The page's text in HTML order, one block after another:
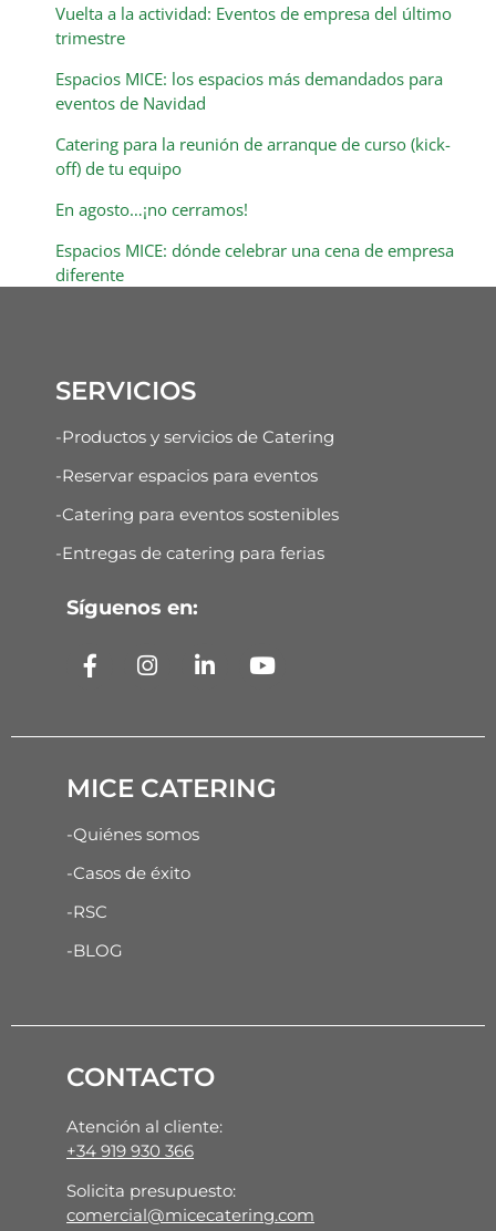
Vuelta a la actividad: Eventos de empresa del último
trimestre
Espacios MICE: los espacios más demandados para
eventos de Navidad
Catering para la reunión de arranque de curso (kick-
off) de tu equipo
En agosto…¡no cerramos!
Espacios MICE: dónde celebrar una cena de empresa
diferente
SERVICIOS
-Productos y servicios de Catering
-Reservar espacios para eventos
-Catering para eventos sostenibles
-Entregas de catering para ferias
Síguenos en:
MICE CATERING
-Quiénes somos
-Casos de éxito
-RSC
-BLOG
CONTACTO
Atención al cliente:
+34 919 930 366
Solicita presupuesto:
comercial@micecatering.com